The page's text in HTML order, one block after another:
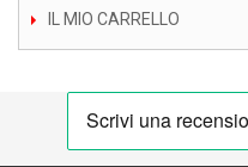
IL MIO CARRELLO